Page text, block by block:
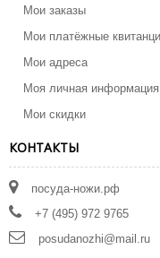
Мои заказы
Мои платёжные
Мои адреса
Моя личная информация
Мои скидки
КОНТАКТЫ
посуда-ножи.рф
+7 (495) 972 9765
posudanozhi@mail.ru